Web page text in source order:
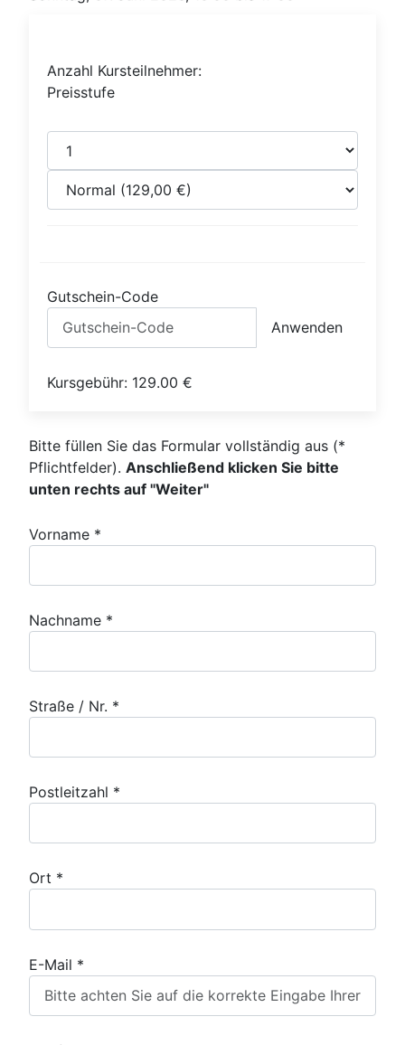
Anzahl Kursteilnehmer:
Preisstufe
Gutschein-Code
Anwenden
Kursgebühr: 129.00 €
Bitte füllen Sie das Formular vollständig aus (*
Pflichtfelder). Anschließend klicken Sie bitte
unten rechts auf "Weiter"
Vorname *
Nachname *
Straße / Nr. *
Postleitzahl *
Ort *
E-Mail *